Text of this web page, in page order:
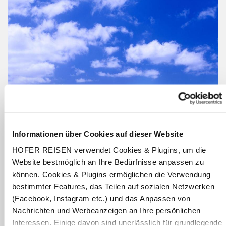
Informationen über Cookies auf dieser Website
HOFER REISEN verwendet Cookies & Plugins, um die
Website bestmöglich an Ihre Bedürfnisse anpassen zu
können. Cookies & Plugins ermöglichen die Verwendung
bestimmter Features, das Teilen auf sozialen Netzwerken
(Facebook, Instagram etc.) und das Anpassen von
Nachrichten und Werbeanzeigen an Ihre persönlichen
Interessen. Einige davon sind unerlässlich für grundlegende